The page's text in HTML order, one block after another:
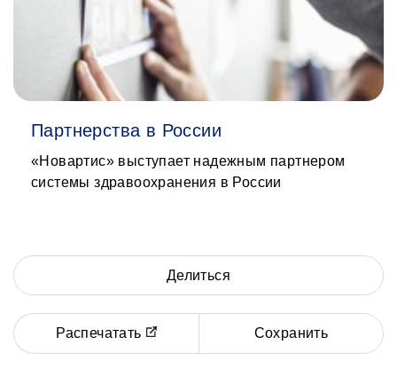
Партнерства в России
«Новартис» выступает надежным партнером
системы здравоохранения в России
Делиться
Распечатать Сохранить